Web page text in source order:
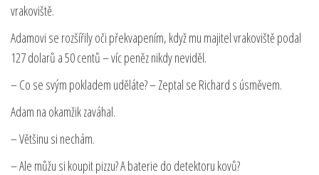
vrakoviště.
Adamovi se rozšířily oči překvapením, když mu majitel vrakoviště podal
127 dolarů a 50 centů – víc peněz nikdy neviděl.
– Co se svým pokladem uděláte? – Zeptal se Richard s úsměvem.
Adam na okamžik zaváhal.
– Většinu si nechám.
– Ale můžu si koupit pizzu? A baterie do detektoru kovů?